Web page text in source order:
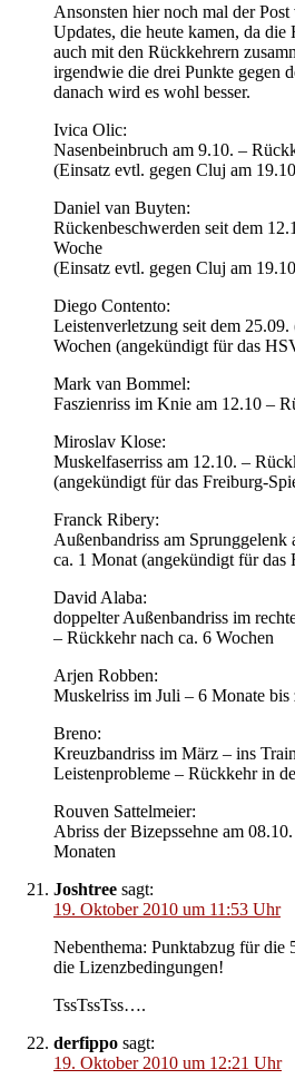
Ansonsten hier noch mal der
Updates, die heute kamen, da
auch mit den Rückkehrern
irgendwie die drei Punkte gegen
danach wird es wohl besser.
Ivica Olic:
Nasenbeinbruch am 9.10. –
(Einsatz evtl. gegen Cluj am
Daniel van Buyten:
Rückenbeschwerden seit dem
Woche
(Einsatz evtl. gegen Cluj am
Diego Contento:
Leistenverletzung seit dem
Wochen (angekündigt für das
Mark van Bommel:
Faszienriss im Knie am 12.10 –
Miroslav Klose:
Muskelfaserriss am 12.10. –
(angekündigt für das Freiburg-
Franck Ribery:
Außenbandriss am
ca. 1 Monat (angekündigt für das
David Alaba:
doppelter Außenbandriss im
– Rückkehr nach ca. 6 Wochen
Arjen Robben:
Muskelriss im Juli – 6 Monate
Breno:
Kreuzbandriss im März – ins
Leistenprobleme – Rückkehr in
Rouven Sattelmeier:
Abriss der Bizepssehne am
Monaten
Joshtree sagt:
19. Oktober 2010 um 11:53 Uhr
Nebenthema: Punktabzug für die
die Lizenzbedingungen!
TssTssTss….
derfippo sagt:
19. Oktober 2010 um 12:21 Uhr